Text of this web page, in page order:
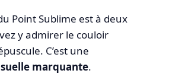
Point Sublime est à deux
y admirer le couloir
C’est une
marquante.